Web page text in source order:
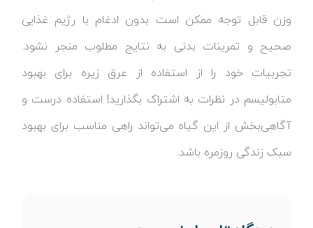
وزن قابل توجه ممکن است بدون ادغام با رژیم غذایی
صحیح و تمرینات بدنی به نتایج مطلوب منجر نشود.
تجربیات خود را از استفاده از عرق زیره برای بهبود
متابولیسم در نظرات به اشتراک بگذارید! استفاده درست و
آگاهی‌بخش از این گیاه می‌تواند راهی مناسب برای بهبود
سبک زندگی روزمره باشد.